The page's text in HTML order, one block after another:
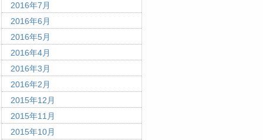
2016年7月
2016年6月
2016年5月
2016年4月
2016年3月
2016年2月
2015年12月
2015年11月
2015年10月